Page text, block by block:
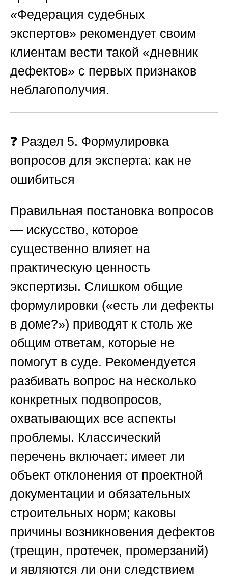
«Федерация судебных
экспертов» рекомендует своим
клиентам вести такой «дневник
дефектов» с первых признаков
неблагополучия.
❓ Раздел 5. Формулировка
вопросов для эксперта: как не
ошибиться
Правильная постановка вопросов
— искусство, которое
существенно влияет на
практическую ценность
экспертизы. Слишком общие
формулировки («есть ли дефекты
в доме?») приводят к столь же
общим ответам, которые не
помогут в суде. Рекомендуется
разбивать вопрос на несколько
конкретных подвопросов,
охватывающих все аспекты
проблемы. Классический
перечень включает: имеет ли
объект отклонения от проектной
документации и обязательных
строительных норм; каковы
причины возникновения дефектов
(трещин, протечек, промерзаний)
и являются ли они следствием